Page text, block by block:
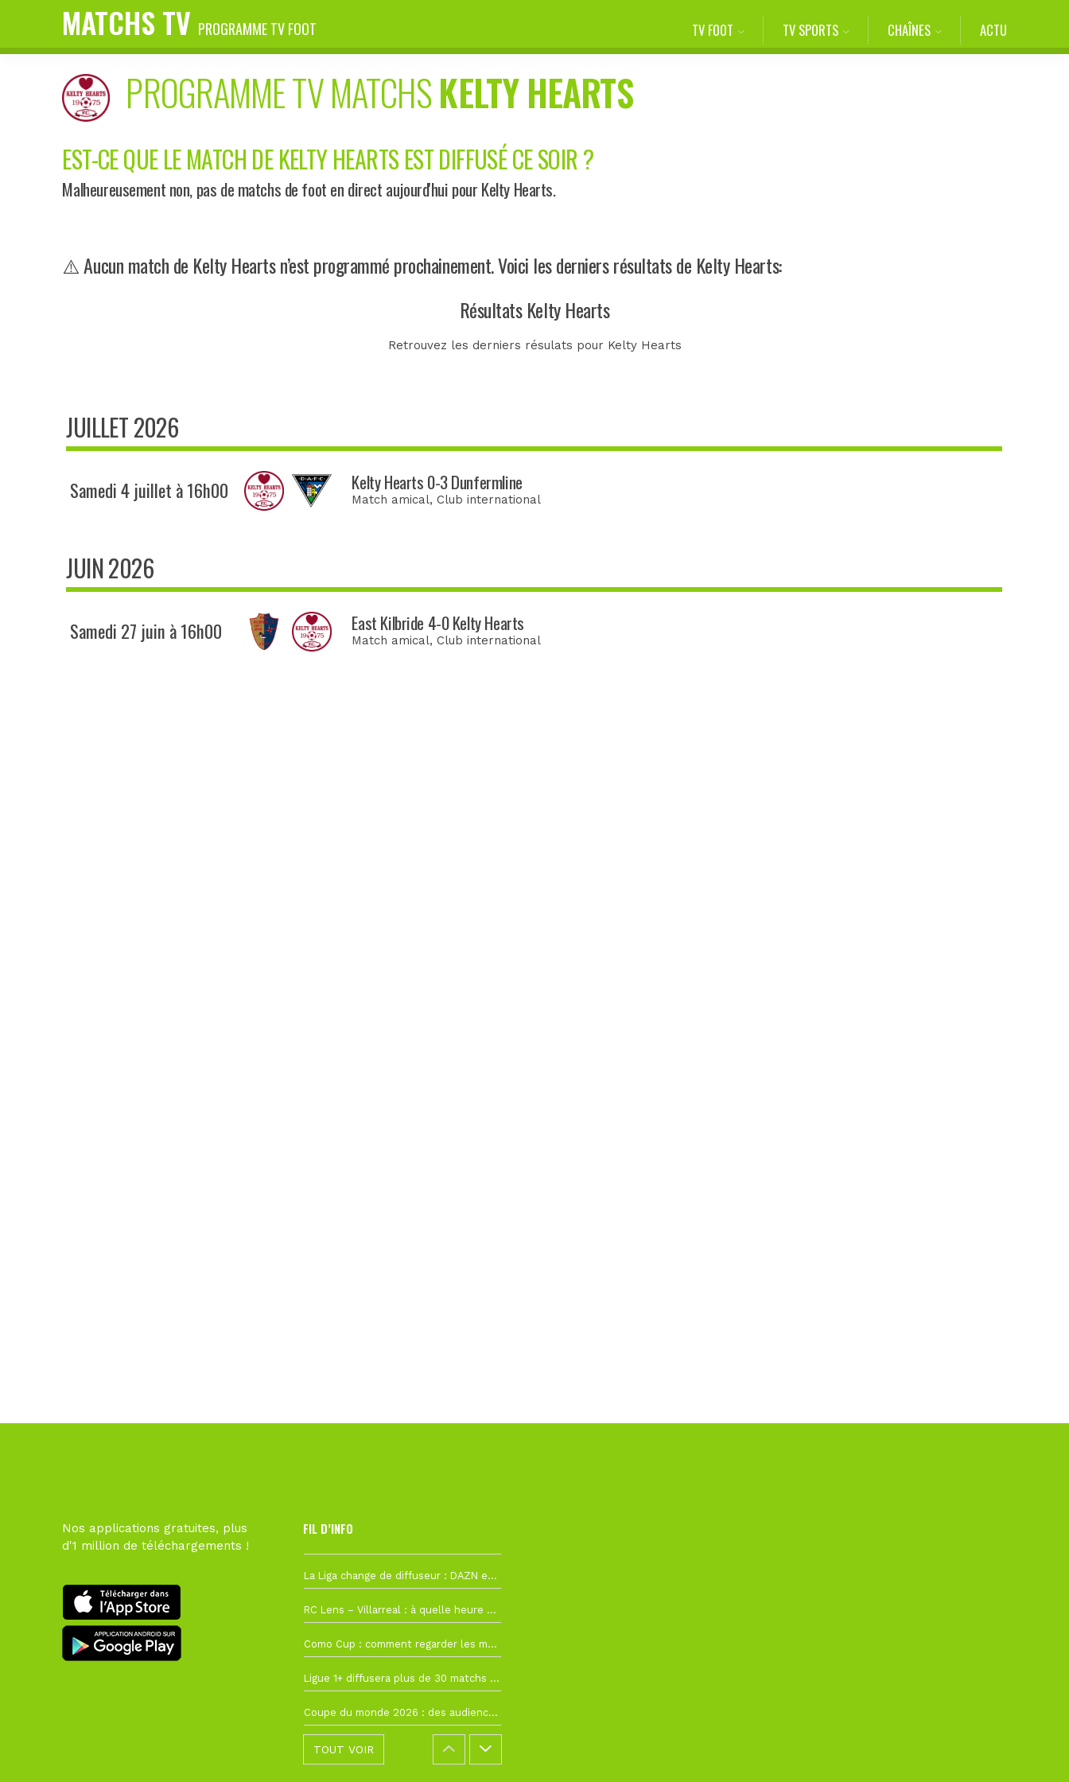
MATCHS TV PROGRAMME TV FOOT TV FOOT TV SPORTS CHAÎNES ACTU
PROGRAMME TV MATCHSKELTY HEARTS
EST-CE QUE LE MATCH DE KELTY HEARTS EST DIFFUSÉ CE SOIR ?
Malheureusement non, pas de matchs de foot en direct aujourd'hui pour Kelty Hearts.
⚠️ Aucun match de Kelty Hearts n’est programmé prochainement. Voici les derniers résultats de Kelty Hearts:
Résultats Kelty Hearts
Retrouvez les derniers résulats pour Kelty Hearts
JUILLET 2026
Samedi 4 juillet à 16h00 Kelty Hearts 0-3 Dunfermline
Match amical, Club international
JUIN 2026
Samedi 27 juin à 16h00 East Kilbride 4-0 Kelty Hearts
Match amical, Club international
Nos applications gratuites, plus
d'1 million de téléchargements !
FIL D’INFO
La Liga change de diffuseur : DAZN et Disney+ remplacent beIN Sports !
RC Lens – Villarreal : à quelle heure et sur quelle chaîne voir la finale de la Como Cup ?
Como Cup : comment regarder les matchs du RC Lens en direct ?
Ligue 1+ diffusera plus de 30 matchs amicaux avant la reprise de la Ligue 1
Coupe du monde 2026 : des audiences record, mais M6 devrait perdre très gros !
TOUT VOIR